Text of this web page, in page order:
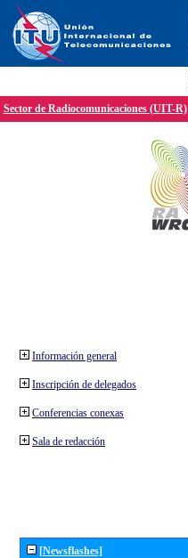
Sector de Radiocomunicaciones (UIT-R)
Información general
Inscripción de delegados
Conferencias conexas
Sala de redacción
[Newsflashes]